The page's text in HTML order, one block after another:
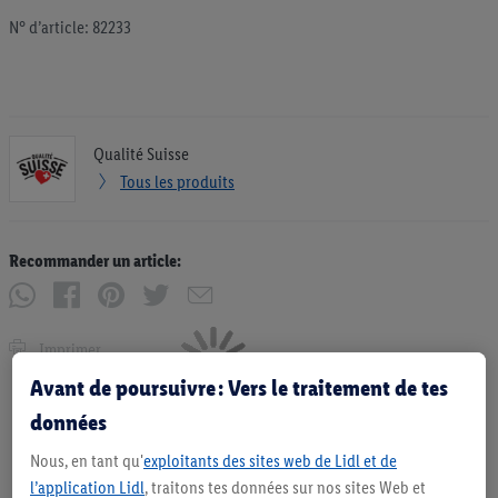
N° d’article: 82233
Qualité Suisse
Tous les produits
Recommander un article:
Imprimer
Avant de poursuivre : Vers le traitement de tes
données
Nous, en tant qu'exploitants des sites web de Lidl et de
l’application Lidl, traitons tes données sur nos sites Web et